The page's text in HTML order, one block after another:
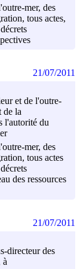
mer, des
tous actes,
et de l'outre-
de la
l'autorité du
mer, des
tous actes
des ressources
21/07/2011
directeur des
à
21/07/2011